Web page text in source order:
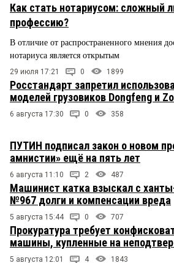
Как стать нотариусом: сложный
профессию?
В отличие от распространенного мнения
нотариуса является открытым
29 июля 17:21 0 1899
Росстандарт запретил
моделей грузовиков Dongfeng и
6 августа 17:30 0 358
ПУТИН подписал закон о новом
амнистии» ещё на пять лет
6 августа 11:10 2 487
Машинист катка взыскал с
№967 долги и компенсации вреда
5 августа 15:44 0 707
Прокуратура требует
машины, купленные на
5 августа 12:01 4 1843